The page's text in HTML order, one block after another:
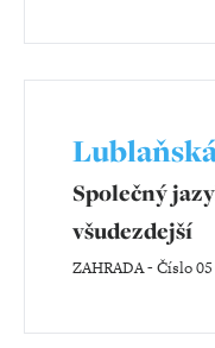
Společný
všudezdejší
ZAHRADA-Číslo 05